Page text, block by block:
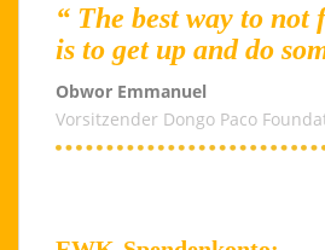
“ The best way to not
is to get up and do
Obwor Emmanuel
Vorsitzender Dongo Paco